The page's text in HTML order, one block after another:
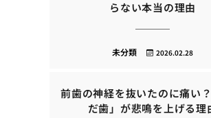
らない本当の理由
2026.02.28
未分類
前歯の神経を抜いたのに痛い
だ歯」が悲鳴を上げる理